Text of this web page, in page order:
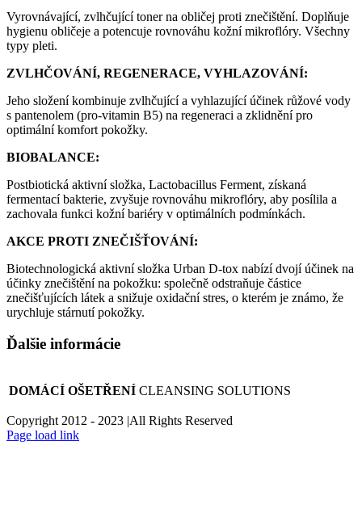
Vyrovnávající, zvlhčující toner na obličej proti znečištění. Doplňuje
hygienu obličeje a potencuje rovnováhu kožní mikroflóry. Všechny
typy pleti.
ZVLHČOVÁNÍ, REGENERACE, VYHLAZOVÁNÍ:
Jeho složení kombinuje zvlhčující a vyhlazující účinek růžové vody
s pantenolem (pro-vitamin B5) na regeneraci a zklidnění pro
optimální komfort pokožky.
BIOBALANCE:
Postbiotická aktivní složka, Lactobacillus Ferment, získaná
fermentací bakterie, zvyšuje rovnováhu mikroflóry, aby posílila a
zachovala funkci kožní bariéry v optimálních podmínkách.
AKCE PROTI ZNEČIŠŤOVÁNÍ:
Biotechnologická aktivní složka Urban D-tox nabízí dvojí účinek na
účinky znečištění na pokožku: společně odstraňuje částice
znečišťujících látek a snižuje oxidační stres, o kterém je známo, že
urychluje stárnutí pokožky.
Ďalšie informácie
DOMÁCÍ OŠETŘENÍ CLEANSING SOLUTIONS
Copyright 2012 - 2023 |All Rights Reserved
Facebook
Instagram
Page load link